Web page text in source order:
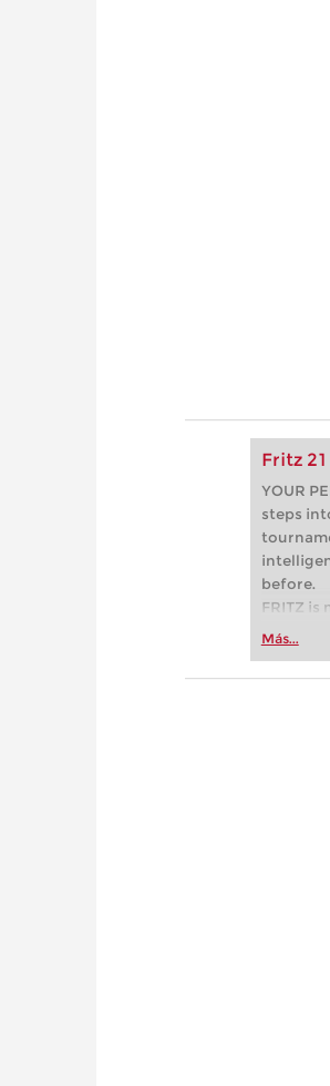
Fritz 21
YOUR
steps
before.
FRITZ
Whether
more
Más...